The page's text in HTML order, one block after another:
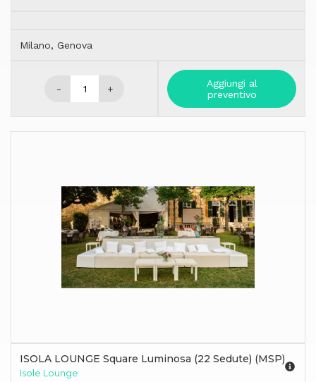
Milano, Genova
- +
Aggiungi al
preventivo
ISOLA LOUNGE Square Luminosa (22 Sedute) (MSP)
Isole Lounge